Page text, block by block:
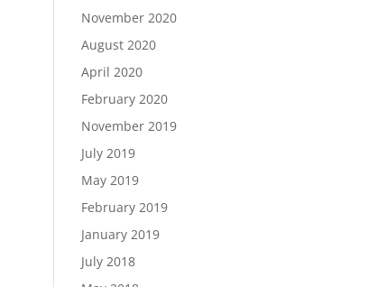
November 2020
August 2020
April 2020
February 2020
November 2019
July 2019
May 2019
February 2019
January 2019
July 2018